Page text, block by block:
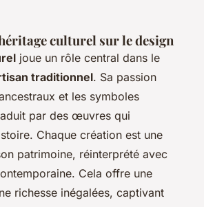
culturel sur le design
joue un rôle central dans le
traditionnel. Sa passion
et les symboles
par des œuvres qui
Chaque création est une
patrimoine, réinterprété avec
Cela offre une
richesse inégalées, captivant